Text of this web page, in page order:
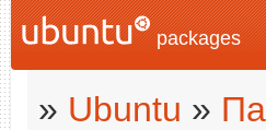
packages
» Ubuntu »